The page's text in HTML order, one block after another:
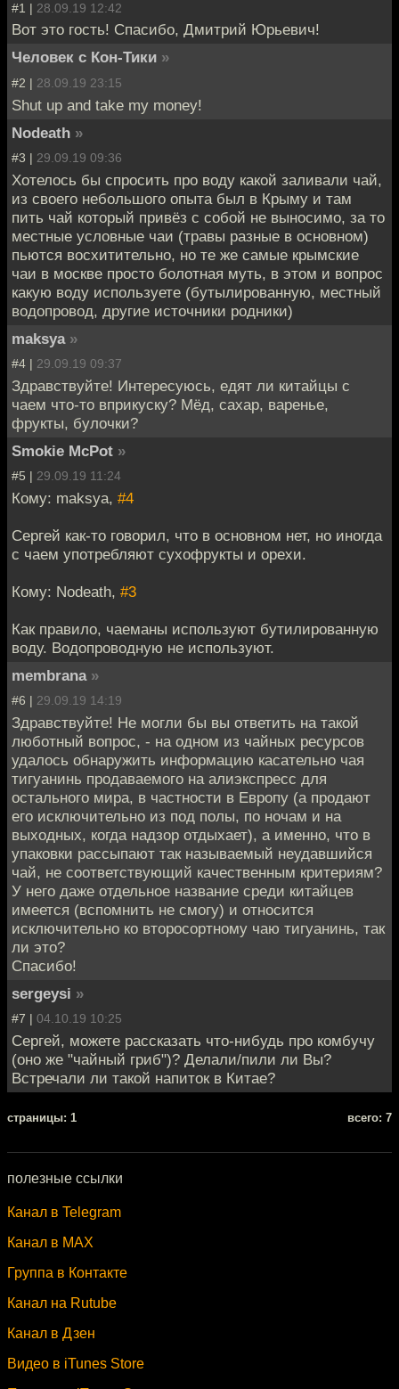
#1 | 28.09.19 12:42
Вот это гость! Спасибо, Дмитрий Юрьевич!
Человек с Кон-Тики »
#2 | 28.09.19 23:15
Shut up and take my money!
Nodeath »
#3 | 29.09.19 09:36
Хотелось бы спросить про воду какой заливали чай,
из своего небольшого опыта был в Крыму и там
пить чай который привёз с собой не выносимо, за то
местные условные чаи (травы разные в основном)
пьются восхитительно, но те же самые крымские
чаи в москве просто болотная муть, в этом и вопрос
какую воду используете (бутылированную, местный
водопровод, другие источники родники)
maksya »
#4 | 29.09.19 09:37
Здравствуйте! Интересуюсь, едят ли китайцы с
чаем что-то вприкуску? Мёд, сахар, варенье,
фрукты, булочки?
Smokie McPot »
#5 | 29.09.19 11:24
Кому: maksya, #4
Сергей как-то говорил, что в основном нет, но иногда
с чаем употребляют сухофрукты и орехи.
Кому: Nodeath, #3
Как правило, чаеманы используют бутилированную
воду. Водопроводную не используют.
membrana »
#6 | 29.09.19 14:19
Здравствуйте! Не могли бы вы ответить на такой
люботный вопрос, - на одном из чайных ресурсов
удалось обнаружить информацию касательно чая
тигуанинь продаваемого на алиэкспресс для
остального мира, в частности в Европу (а продают
его исключительно из под полы, по ночам и на
выходных, когда надзор отдыхает), а именно, что в
упаковки рассыпают так называемый неудавшийся
чай, не соответствующий качественным критериям?
У него даже отдельное название среди китайцев
имеется (вспомнить не смогу) и относится
исключительно ко второсортному чаю тигуанинь, так
ли это?
Спасибо!
sergeysi »
#7 | 04.10.19 10:25
Сергей, можете рассказать что-нибудь про комбучу
(оно же "чайный гриб")? Делали/пили ли Вы?
Встречали ли такой напиток в Китае?
cтраницы: 1 всего: 7
полезные ссылки
Канал в Telegram
Канал в MAX
Группа в Контакте
Канал на Rutube
Канал в Дзен
Видео в iTunes Store